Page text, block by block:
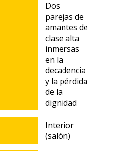
Dos
parejas de
amantes de
clase alta
inmersas
en la
decadencia
y la pérdida
de la
dignidad
Interior
(salón)